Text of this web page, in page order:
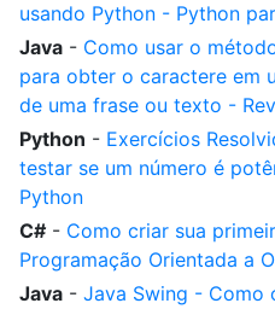
usando Python - Python
Java - Como usar o
para obter o caractere em
de uma frase ou texto -
Python - Exercícios
testar se um número é
Python
C# - Como criar sua
Programação Orientada a
Java - Java Swing -